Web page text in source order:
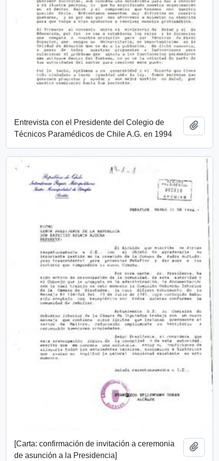
Entrevista con el Presidente del Colegio de
Técnicos Paramédicos de Chile A.G. en 1994
[Carta: confirmación de invitación a ceremonia
de asunción a la Presidencia]